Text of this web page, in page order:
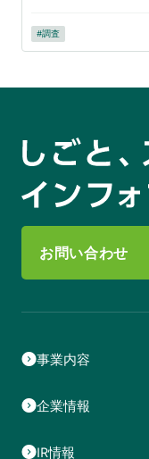
調査
お問い合わせ
事業内容
企業情報
IR情報